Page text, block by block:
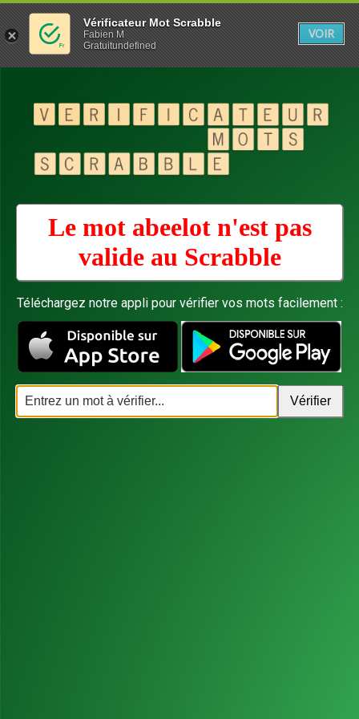
Le mot abeelot n'est pas
valide au Scrabble
Téléchargez notre appli pour vérifier vos mots facilement :
Vérificateur Mot Scrabble
Fabien M
Gratuitundefined
VOIR